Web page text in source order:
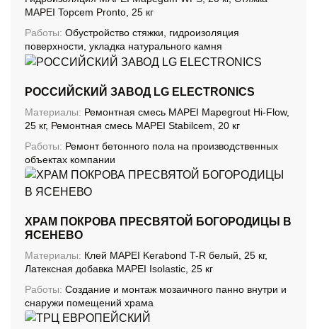
MAPEI Topcem Pronto, 25 кг
Работы: Обустройство стяжки, гидроизоляция
поверхности, укладка натурального камня
РОССИЙСКИЙ ЗАВОД LG ELECTRONICS
Материалы: Ремонтная смесь MAPEI Mapegrout Hi-Flow,
25 кг, Ремонтная смесь MAPEI Stabilcem, 20 кг
Работы: Ремонт бетонного пола на производственных
объектах компании
ХРАМ ПОКРОВА ПРЕСВЯТОЙ БОГОРОДИЦЫ В
ЯСЕНЕВО
Материалы: Клей MAPEI Kerabond T-R белый, 25 кг,
Латексная добавка MAPEI Isolastic, 25 кг
Работы: Создание и монтаж мозаичного панно внутри и
снаружи помещений храма